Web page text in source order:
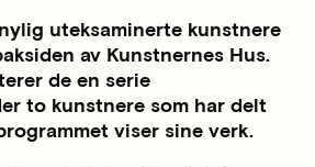
uteksaminerte kunstnere
av Kunstnernes Hus.
de en serie
to kunstnere som har delt
viser sine verk.